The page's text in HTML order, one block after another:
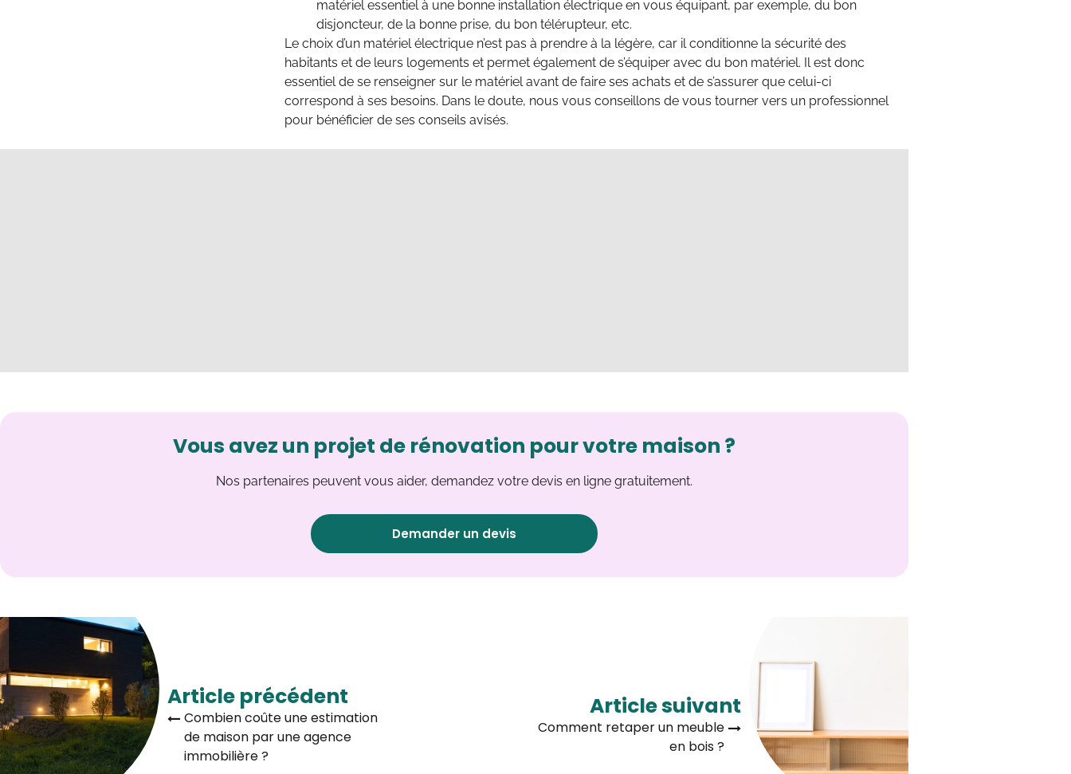
matériel essentiel à une bonne installation électrique en vous équipant, par exemple, du bon
disjoncteur, de la bonne prise, du bon télérupteur, etc.
Le choix d’un matériel électrique n’est pas à prendre à la légère, car il conditionne la sécurité des
habitants et de leurs logements et permet également de s’équiper avec du bon matériel. Il est donc
essentiel de se renseigner sur le matériel avant de faire ses achats et de s’assurer que celui-ci
correspond à ses besoins. Dans le doute, nous vous conseillons de vous tourner vers un professionnel
pour bénéficier de ses conseils avisés.
Vous avez un projet de rénovation pour votre maison ?
Nos partenaires peuvent vous aider, demandez votre devis en ligne gratuitement.
Demander un devis
Article précédent
Combien coûte une estimation
de maison par une agence
immobilière ?
Article suivant
Comment retaper un meuble
en bois ?